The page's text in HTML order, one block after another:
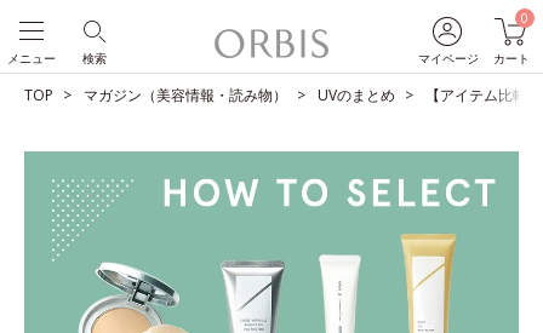
マイページ
0
カート
検索
メニュー
TOP マガジン（美容情報・読み物） UVのまとめ 【アイテム比較